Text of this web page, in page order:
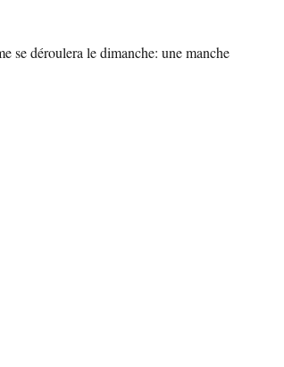
se déroulera le dimanche: une manche